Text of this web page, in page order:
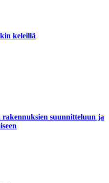
keleillä
suunnitteluun ja